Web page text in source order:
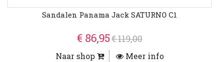
Sandalen Panama Jack SATURNO C1
€ 86,95€ 119,00
Naar shop Meer info